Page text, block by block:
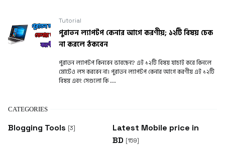
Tutorial
পুরাতন ল্যাপটপ কেনার আগে করণীয়; ১২টি বিষয় চেক
না করলে ঠকবেন
পুরাতন ল্যাপটপ কিনবেন ভাবছেন? এই ১২টি বিষয় যাচাই করে কিনলে
মোটেও লস করবেন না। পুরাতন ল্যাপটপ কেনার আগে করণীয় এই ১২টি
বিষয় এবং সেগুলো কি ...
CATEGORIES
Blogging Tools [3]
Latest Mobile price in
BD [159]